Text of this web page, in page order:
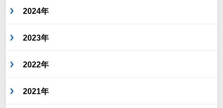
2024年
2023年
2022年
2021年